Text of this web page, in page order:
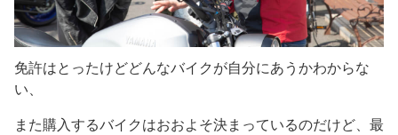
免許はとったけどどんなバイクが自分にあうかわからな
い、
また購入するバイクはおおよそ決まっているのだけど、最